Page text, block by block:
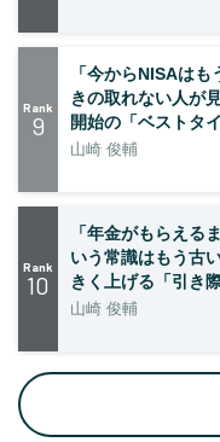
Rank
9
「今からNISAは
きの取れない人が
開始の「ベストタ
山崎 俊輔
Rank
10
「年金がもらえる
いう常識はもう古
きく上げる「引き
山崎 俊輔